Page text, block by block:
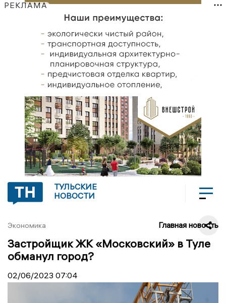
РЕКЛАМА
ТУЛЬСКИЕ
НОВОСТИ
Экономика Главная новость
Застройщик ЖК «Московский» в Туле
обманул город?
02/06/2023 07:04